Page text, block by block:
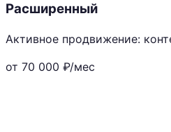
Расширенный
Активное продвижение:
от 70 000 ₽/мес